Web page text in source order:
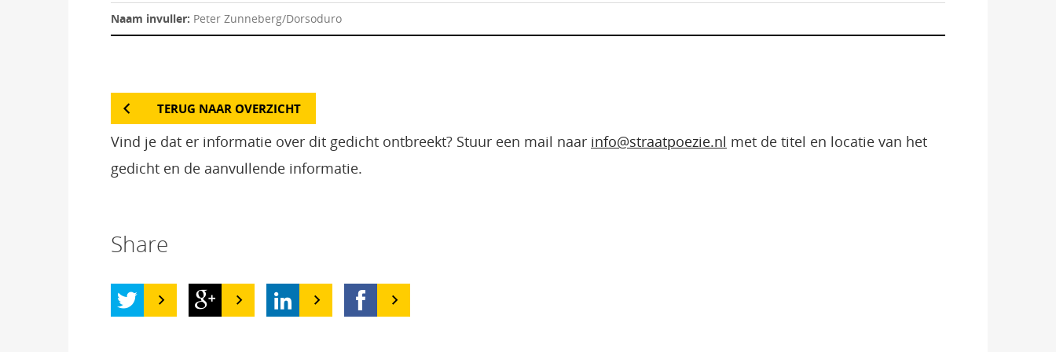
Naam invuller: Peter Zunneberg/Dorsoduro
TERUG NAAR OVERZICHT
Vind je dat er informatie over dit gedicht ontbreekt? Stuur een mail naar info@straatpoezie.nl met de titel en locatie van het
gedicht en de aanvullende informatie.
Share